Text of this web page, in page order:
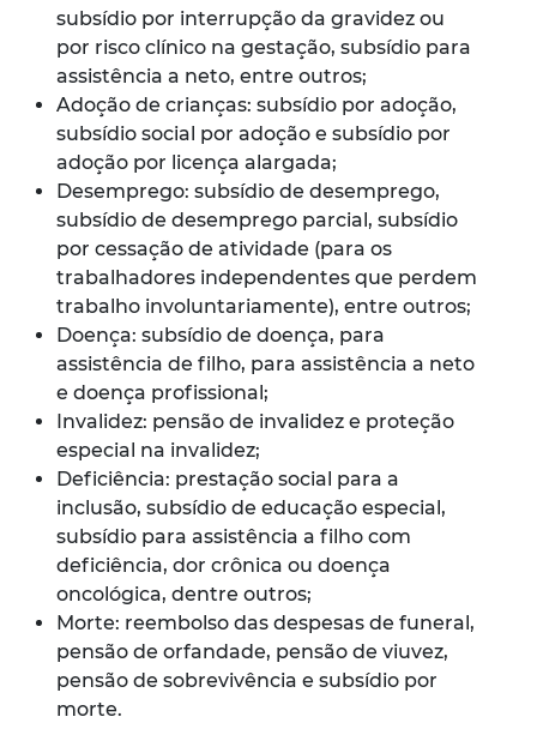
subsídio por interrupção da gravidez ou
por risco clínico na gestação, subsídio para
assistência a neto, entre outros;
Adoção de crianças: subsídio por adoção,
subsídio social por adoção e subsídio por
adoção por licença alargada;
Desemprego: subsídio de desemprego,
subsídio de desemprego parcial, subsídio
por cessação de atividade (para os
trabalhadores independentes que perdem
trabalho involuntariamente), entre outros;
Doença: subsídio de doença, para
assistência de filho, para assistência a neto
e doença profissional;
Invalidez: pensão de invalidez e proteção
especial na invalidez;
Deficiência: prestação social para a
inclusão, subsídio de educação especial,
subsídio para assistência a filho com
deficiência, dor crônica ou doença
oncológica, dentre outros;
Morte: reembolso das despesas de funeral,
pensão de orfandade, pensão de viuvez,
pensão de sobrevivência e subsídio por
morte.